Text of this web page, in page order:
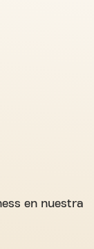
en nuestra